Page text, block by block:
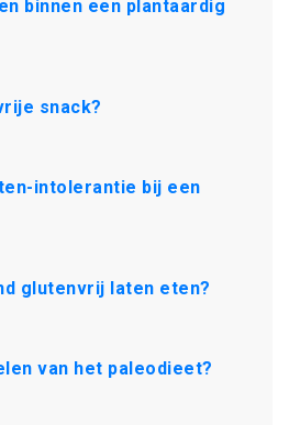
binnen een plantaardig
snack?
intolerantie bij een
glutenvrij laten eten?
van het paleodieet?